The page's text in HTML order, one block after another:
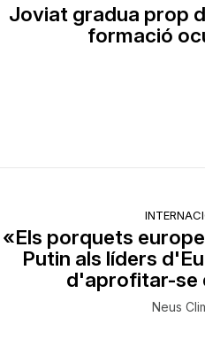
Joviat gradua prop
formació
«Els porquets
Putin als líders
d'aprofitar-se
Neus